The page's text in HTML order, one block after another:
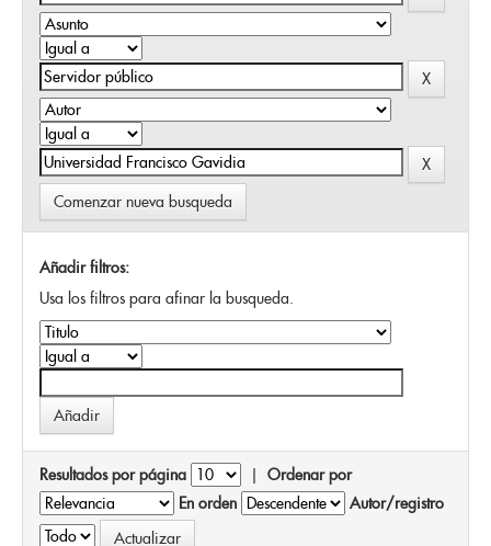
Comenzar nueva busqueda
Añadir filtros:
Usa los filtros para afinar la busqueda.
Resultados por página | Ordenar por
En orden
Autor/registro